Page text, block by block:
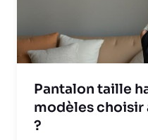
Pantalon taille
modèles choisir
?